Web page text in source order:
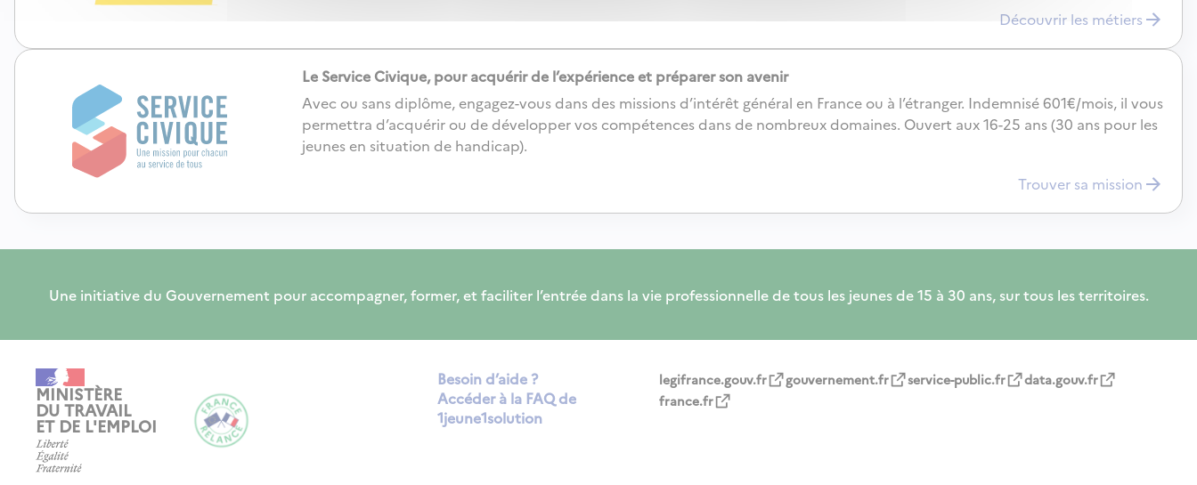
Découvrir les métiers
Le Service Civique, pour acquérir de l’expérience et préparer son avenir
Avec ou sans diplôme, engagez-vous dans des missions d’intérêt général en France ou à l’étranger. Indemnisé 601€/mois, il vous
permettra d’acquérir ou de développer vos compétences dans de nombreux domaines. Ouvert aux 16-25 ans (30 ans pour les
jeunes en situation de handicap).
Trouver sa mission
Une initiative du Gouvernement pour accompagner, former, et faciliter l’entrée dans la vie professionnelle de tous les jeunes de 15 à 30 ans, sur tous les territoires.
MINISTÈRE
DU TRAVAIL
ET DE L'EMPLOI
Besoin d’aide ?
Accéder à la FAQ de
1jeune1solution
legifrance.gouv.fr gouvernement.fr service-public.fr
data.gouv.fr
france.fr